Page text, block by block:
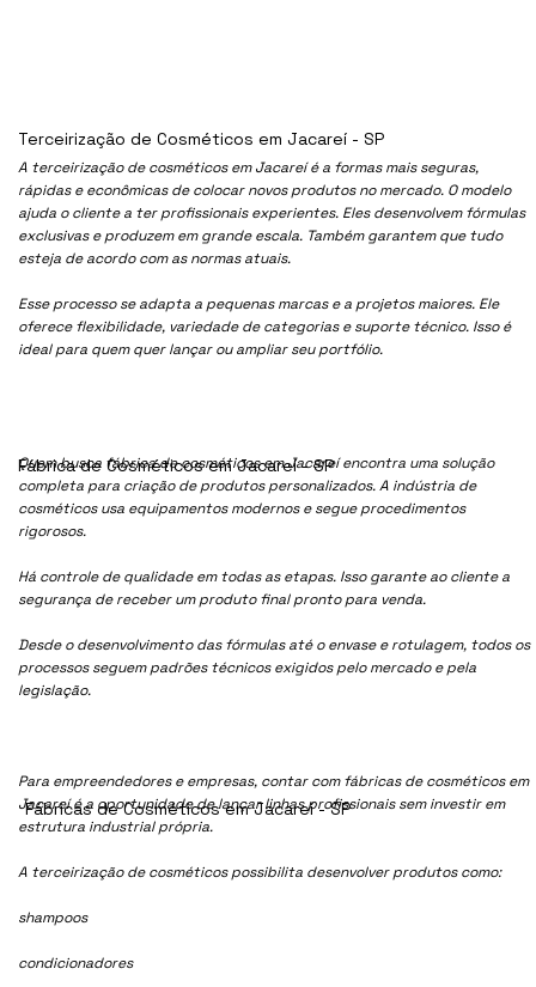
A terceirização de cosméticos em Jacareí é a formas mais seguras,
rápidas e econômicas de colocar novos produtos no mercado. O modelo
ajuda o cliente a ter profissionais experientes. Eles desenvolvem fórmulas
exclusivas e produzem em grande escala. Também garantem que tudo
esteja de acordo com as normas atuais.
Esse processo se adapta a pequenas marcas e a projetos maiores. Ele
oferece flexibilidade, variedade de categorias e suporte técnico. Isso é
ideal para quem quer lançar ou ampliar seu portfólio.
Quem busca fábrica de cosméticos em Jacareí encontra uma solução
completa para criação de produtos personalizados. A indústria de
cosméticos usa equipamentos modernos e segue procedimentos
rigorosos.
Há controle de qualidade em todas as etapas. Isso garante ao cliente a
segurança de receber um produto final pronto para venda.
Desde o desenvolvimento das fórmulas até o envase e rotulagem, todos os
processos seguem padrões técnicos exigidos pelo mercado e pela
legislação.
Para empreendedores e empresas, contar com fábricas de cosméticos em
Jacareí é a oportunidade de lançar linhas profissionais sem investir em
estrutura industrial própria.
A terceirização de cosméticos possibilita desenvolver produtos como:
shampoos
condicionadores
Fábrica de Cosméticos em Jacareí - SP
Terceirização de Cosméticos em Jacareí - SP
Fábricas de Cosméticos em Jacareí - SP